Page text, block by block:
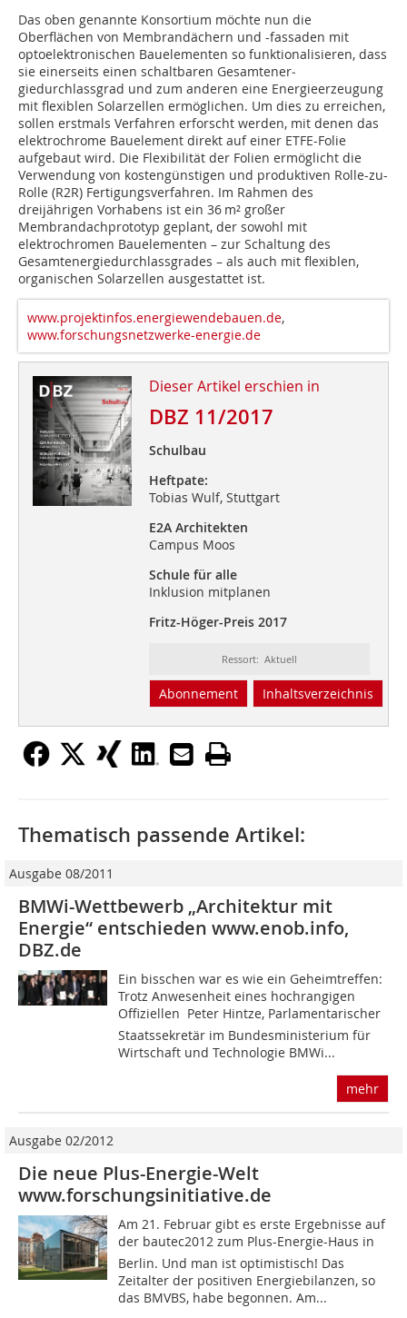
Das oben genannte Konsortium möchte nun die
Oberflächen von Membrandächern und -fassaden mit
optoelektronischen Bau­elementen so funktionalisieren, dass
sie einerseits einen schaltbaren Gesamtener­
giedurchlassgrad und zum anderen eine Ener­gieerzeugung
mit flexiblen Solarzellen ermöglichen. Um dies zu erreichen,
sollen erstmals Verfahren erforscht werden, mit denen das
elektrochrome Bauelement direkt auf einer ETFE-Folie
aufgebaut wird. Die Flexibilität der Folien ermöglicht die
Verwendung von kostengünstigen und produktiven Rolle-zu-
Rolle (R2R) Fertigungsverfahren. Im Rahmen des
dreijährigen Vorhabens ist ein 36 m² großer
Membrandachprototyp ge­plant, der sowohl mit
elektrochromen Bauelementen – zur Schaltung des
Gesamtenergiedurchlassgrades – als auch mit flexiblen,
organischen Solarzellen ausgestattet ist.
www.projektinfos.energiewendebauen.de,
www.forschungsnetzwerke-energie.de
Dieser Artikel erschien in
DBZ 11/2017
Schulbau
Heftpate:
Tobias Wulf, Stuttgart
E2A Architekten
Campus Moos
Schule für alle
Inklusion mitplanen
Fritz-Höger-Preis 2017
Ressort: Aktuell
Abonnement Inhaltsverzeichnis
Thematisch passende Artikel:
Ausgabe 08/2011
BMWi-Wettbewerb „Architektur mit
Energie“ entschieden www.enob.info,
DBZ.de
Ein bisschen war es wie ein Geheimtreffen:
Trotz Anwesenheit eines hochrangigen
Offiziellen  Peter Hintze, Parlamentarischer
Staatssekretär im Bundesministerium für
Wirtschaft und Technologie BMWi...
mehr
Ausgabe 02/2012
Die neue Plus-Energie-Welt
www.forschungsinitiative.de
Am 21. Februar gibt es erste Ergebnisse auf
der bautec2012 zum Plus-Energie-Haus in
Berlin. Und man ist optimistisch! Das
Zeitalter der positiven Energiebilan­zen, so
das BMVBS, habe begonnen. Am...